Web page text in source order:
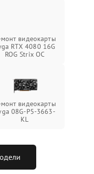
видеокарты
RTX 4080 16G
ROG Strix OC
видеокарты
08G-P5-3663-
KL